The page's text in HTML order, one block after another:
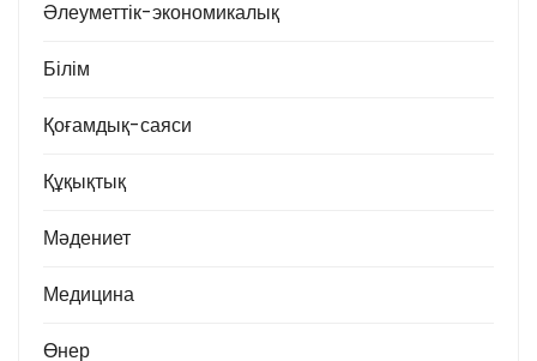
Әлеуметтік-экономикалық
Білім
Қоғамдық-саяси
Құқықтық
Мәдениет
Медицина
Өнер